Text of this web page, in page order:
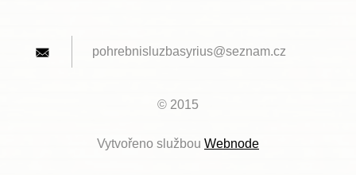
pohrebnisluzbasyrius@seznam.cz
© 2015
Vytvořeno službou Webnode